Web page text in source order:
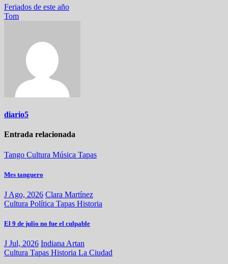
Feriados de este año
Tom
diario5
Entrada relacionada
Tango Cultura Música Tapas
Mes tanguero
J Ago, 2026 Clara Martínez
Cultura Política Tapas Historia
El 9 de julio no fue el culpable
J Jul, 2026 Indiana Artan
Cultura Tapas Historia La Ciudad